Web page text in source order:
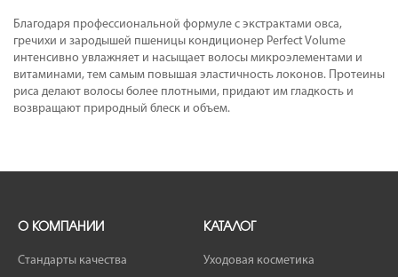
Благодаря профессиональной формуле с экстрактами овса,
гречихи и зародышей пшеницы кондиционер Perfect Volume
интенсивно увлажняет и насыщает волосы микроэлементами и
витаминами, тем самым повышая эластичность локонов. Протеины
риса делают волосы более плотными, придают им гладкость и
возвращают природный блеск и объем.
О КОМПАНИИ
Стандарты качества
КАТАЛОГ
Уходовая косметика